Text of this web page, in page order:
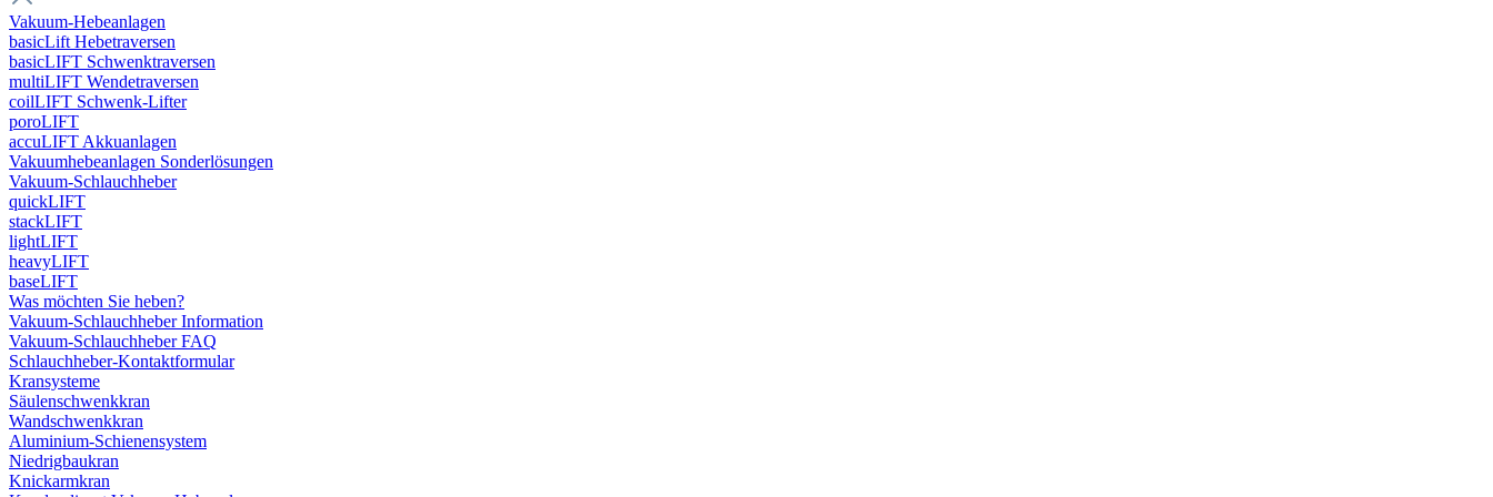
Vakuum-Hebeanlagen
basicLift Hebetraversen
basicLIFT Schwenktraversen
multiLIFT Wendetraversen
coilLIFT Schwenk-Lifter
poroLIFT
accuLIFT Akkuanlagen
Vakuumhebeanlagen Sonderlösungen
Vakuum-Schlauchheber
quickLIFT
stackLIFT
lightLIFT
heavyLIFT
baseLIFT
Was möchten Sie heben?
Vakuum-Schlauchheber Information
Vakuum-Schlauchheber FAQ
Schlauchheber-Kontaktformular
Kransysteme
Säulenschwenkkran
Wandschwenkkran
Aluminium-Schienensystem
Niedrigbaukran
Knickarmkran